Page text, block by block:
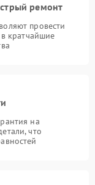
ремонт
провести
в кратчайшие
на
что